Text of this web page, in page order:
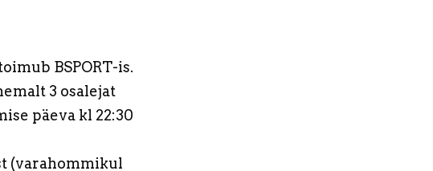
BSPORT-is.
3 osalejat
päeva kl 22:30
(varahommikul